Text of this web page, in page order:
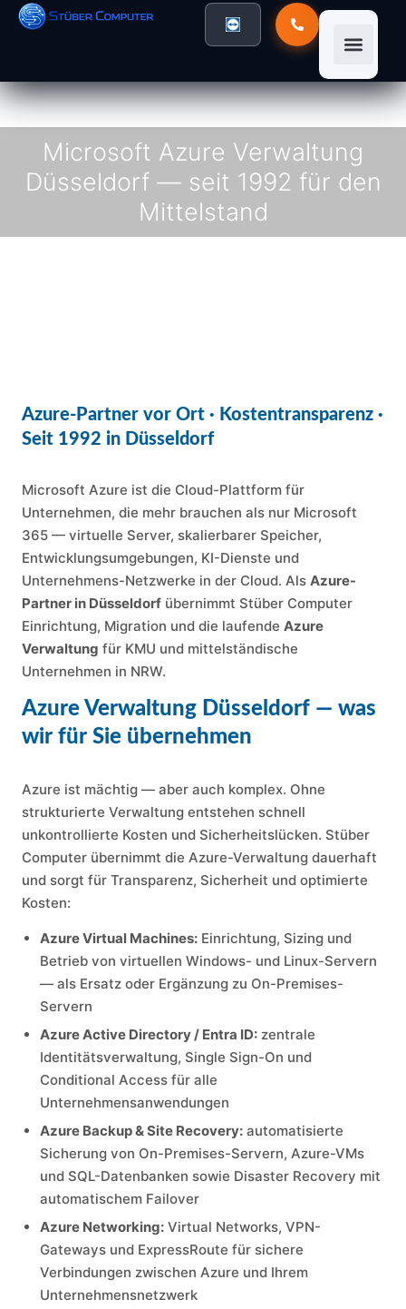
Microsoft Azure Verwaltung
Düsseldorf — seit 1992 für den
Mittelstand
Azure-Partner vor Ort · Kostentransparenz ·
Seit 1992 in Düsseldorf
Microsoft Azure ist die Cloud-Plattform für
Unternehmen, die mehr brauchen als nur Microsoft
365 — virtuelle Server, skalierbarer Speicher,
Entwicklungsumgebungen, KI-Dienste und
Unternehmens-Netzwerke in der Cloud. Als Azure-
Partner in Düsseldorf übernimmt Stüber Computer
Einrichtung, Migration und die laufende Azure
Verwaltung für KMU und mittelständische
Unternehmen in NRW.
Azure Verwaltung Düsseldorf — was
wir für Sie übernehmen
Azure ist mächtig — aber auch komplex. Ohne
strukturierte Verwaltung entstehen schnell
unkontrollierte Kosten und Sicherheitslücken. Stüber
Computer übernimmt die Azure-Verwaltung dauerhaft
und sorgt für Transparenz, Sicherheit und optimierte
Kosten:
Azure Virtual Machines: Einrichtung, Sizing und
Betrieb von virtuellen Windows- und Linux-Servern
— als Ersatz oder Ergänzung zu On-Premises-
Servern
Azure Active Directory / Entra ID: zentrale
Identitätsverwaltung, Single Sign-On und
Conditional Access für alle
Unternehmensanwendungen
Azure Backup & Site Recovery: automatisierte
Sicherung von On-Premises-Servern, Azure-VMs
und SQL-Datenbanken sowie Disaster Recovery mit
automatischem Failover
Azure Networking: Virtual Networks, VPN-
Gateways und ExpressRoute für sichere
Verbindungen zwischen Azure und Ihrem
Unternehmensnetzwerk